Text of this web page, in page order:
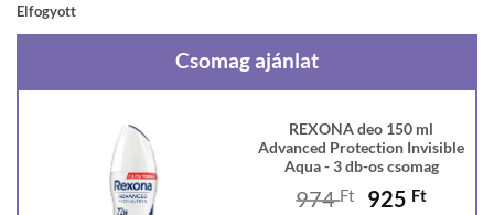
Elfogyott
Csomag ajánlat
REXONA deo 150 ml
Advanced Protection Invisible
Aqua - 3 db-os csomag
974Ft
Original
925 Ft